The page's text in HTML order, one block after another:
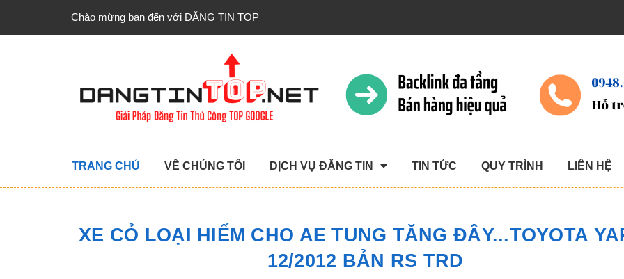
Chào mừng bạn đến với ĐĂNG TIN TOP
TRANG CHỦ VỀ CHÚNG TÔI DỊCH VỤ ĐĂNG TIN TIN TỨC QUY TRÌNH LIÊN HỆ
XE CỎ LOẠI HIẾM CHO AE TUNG TĂNG ĐÂY...TOYOTA
12/2012 BẢN RS TRD